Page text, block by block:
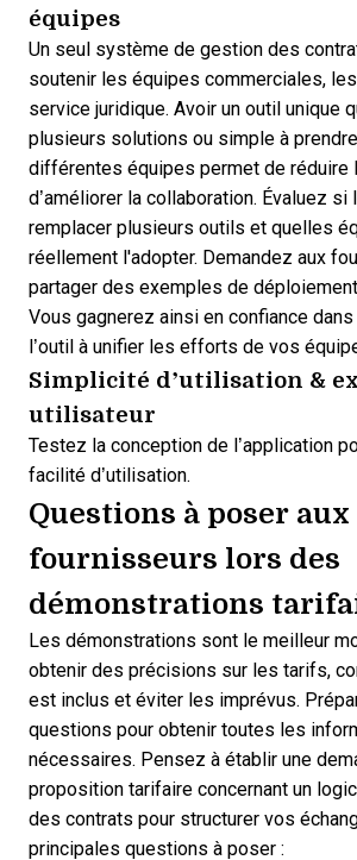
équipes
Un seul système de gestion des
soutenir les équipes commerciales,
service juridique. Avoir un outil unique
plusieurs solutions ou simple à
différentes équipes permet de réduire
d’améliorer la collaboration. Évaluez
remplacer plusieurs outils et quelles
réellement l'adopter. Demandez aux
partager des exemples de
Vous gagnerez ainsi en confiance
l’outil à unifier les efforts de vos
Simplicité d’utilisation &
utilisateur
Testez la conception de l’application
facilité d’utilisation.
Questions à poser aux
fournisseurs lors des
démonstrations
Les démonstrations sont le meilleur
obtenir des précisions sur les tarifs,
est inclus et éviter les imprévus.
questions pour obtenir toutes les
nécessaires. Pensez à établir une
proposition tarifaire concernant un
des contrats pour structurer vos
principales questions à poser :